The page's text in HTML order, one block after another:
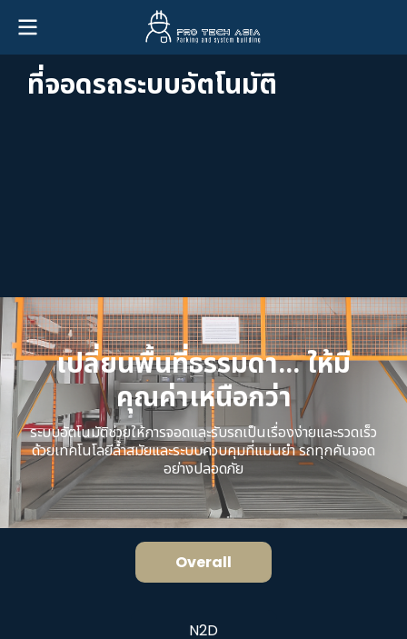
ที่จอดรถระบบอัตโนมัติ
เปลี่ยนพื้นที่ธรรมดา... ให้มี
คุณค่าเหนือกว่า
ระบบอัตโนมัติช่วยให้การจอดและรับรถเป็นเรื่องง่ายและรวดเร็ว
ด้วยเทคโนโลยีล้ำสมัยและระบบควบคุมที่แม่นยำ รถทุกคันจอด
อย่างปลอดภัย
Overall
N2D